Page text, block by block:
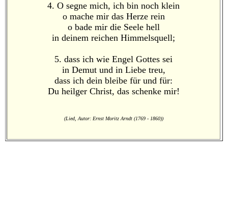
4. O segne mich, ich bin noch klein
o mache mir das Herze rein
o bade mir die Seele hell
in deinem reichen Himmelsquell;
5. dass ich wie Engel Gottes sei
in Demut und in Liebe treu,
dass ich dein bleibe für und für:
Du heilger Christ, das schenke mir!
(Lied, Autor: Ernst Moritz Arndt (1769 - 1860))